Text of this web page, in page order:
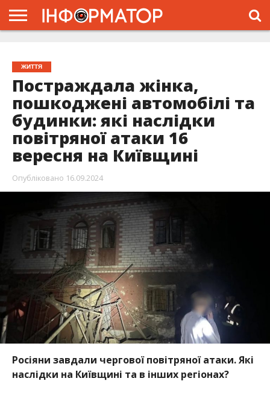
ПРОЄКТ
ЖИТТЯ
Постраждала жінка,
пошкоджені автомобілі та
будинки: які наслідки
повітряної атаки 16
вересня на Київщині
Опубліковано 16.09.2024
Росіяни завдали чергової повітряної атаки. Які
наслідки на Київщині та в інших регіонах?